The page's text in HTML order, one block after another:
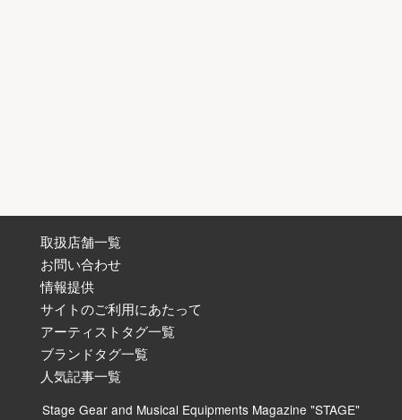
取扱店舗一覧
お問い合わせ
情報提供
サイトのご利用にあたって
アーティストタグ一覧
ブランドタグ一覧
人気記事一覧
Stage Gear and Musical Equipments Magazine "STAGE"